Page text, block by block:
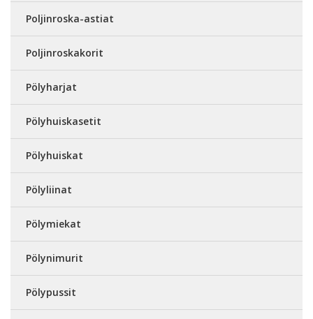
Poljinroska-astiat
Poljinroskakorit
Pölyharjat
Pölyhuiskasetit
Pölyhuiskat
Pölyliinat
Pölymiekat
Pölynimurit
Pölypussit